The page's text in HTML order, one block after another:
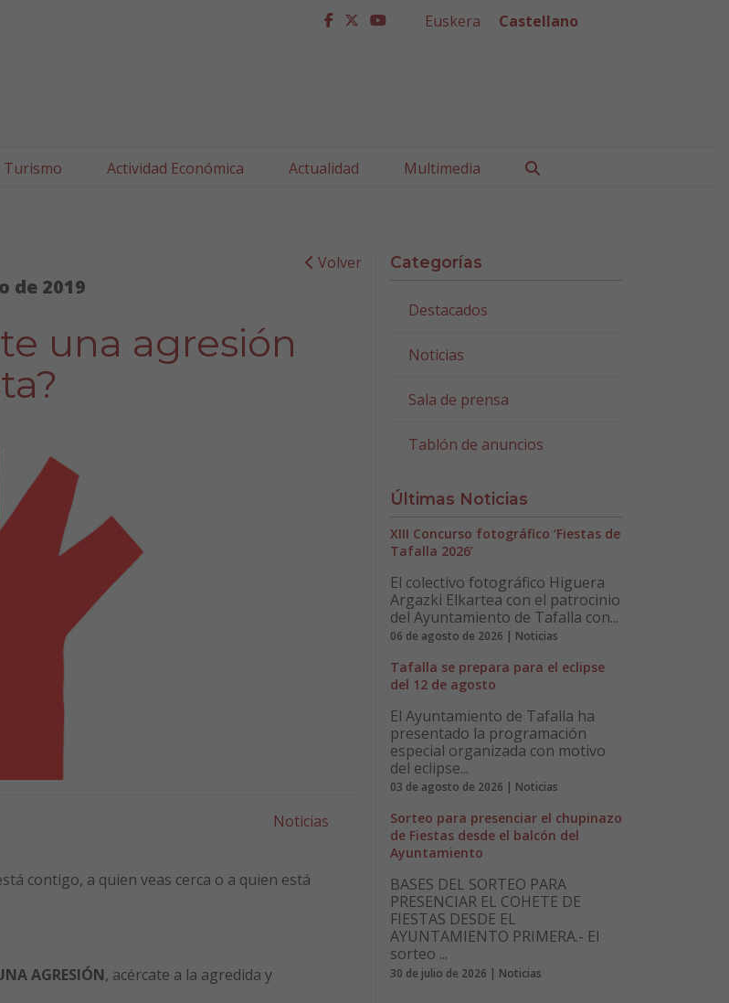
facebook
twitter
youtube
Euskera Castellano
Turismo Actividad Económica Actualidad Multimedia
Volver
de 2019
una agresión
Noticias
contigo, a quien veas cerca o a quien está
AGRESIÓN, acércate a la agredida y
Categorías
Destacados
Noticias
Sala de prensa
Tablón de anuncios
Últimas Noticias
XIII Concurso fotográfico ‘Fiestas de
Tafalla 2026’
El colectivo fotográfico Higuera
Argazki Elkartea con el patrocinio
del Ayuntamiento de Tafalla con...
06 de agosto de 2026 | Noticias
Tafalla se prepara para el eclipse
del 12 de agosto
El Ayuntamiento de Tafalla ha
presentado la programación
especial organizada con motivo
del eclipse...
03 de agosto de 2026 | Noticias
Sorteo para presenciar el chupinazo
de Fiestas desde el balcón del
Ayuntamiento
BASES DEL SORTEO PARA
PRESENCIAR EL COHETE DE
FIESTAS DESDE EL
AYUNTAMIENTO PRIMERA.- El
sorteo ...
30 de julio de 2026 | Noticias